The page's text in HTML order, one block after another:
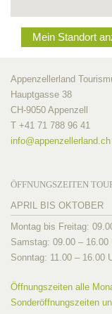
Mein Standort
Appenzellerland
Hauptgasse 38
CH-9050 Appenzell
T +41 71 788 96 41
info@appenzellerland.ch
ÖFFNUNGSZEITEN
APRIL BIS OKTOBER
Montag bis Freitag:
Samstag: 09.00 – 16.00
Sonntag: 11.00 – 16.00
Öffnungszeiten alle
Sonderöffnungszeiten